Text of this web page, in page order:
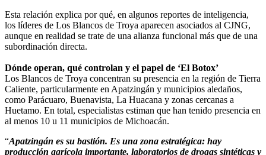
Esta relación explica por qué, en algunos reportes de inteligencia,
los líderes de Los Blancos de Troya aparecen asociados al CJNG,
aunque en realidad se trate de una alianza funcional más que de una
subordinación directa.
Dónde operan, qué controlan y el papel de ‘El Botox’
Los Blancos de Troya concentran su presencia en la región de Tierra
Caliente, particularmente en Apatzingán y municipios aledaños,
como Parácuaro, Buenavista, La Huacana y zonas cercanas a
Huetamo. En total, especialistas estiman que han tenido presencia en
al menos 10 u 11 municipios de Michoacán.
“Apatzingán es su bastión. Es una zona estratégica: hay
producción agrícola importante, laboratorios de drogas sintéticas y